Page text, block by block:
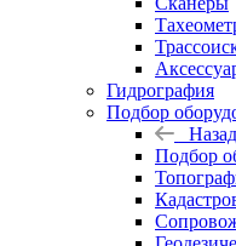
Гидрография
Подбор
Назад
Подбор